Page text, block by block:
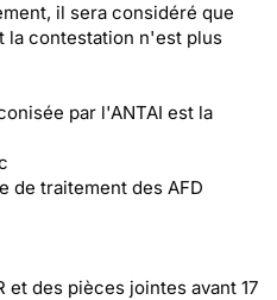
il sera considéré que
la contestation n'est plus
par l'ANTAI est la
de traitement des AFD
et des pièces jointes avant 17